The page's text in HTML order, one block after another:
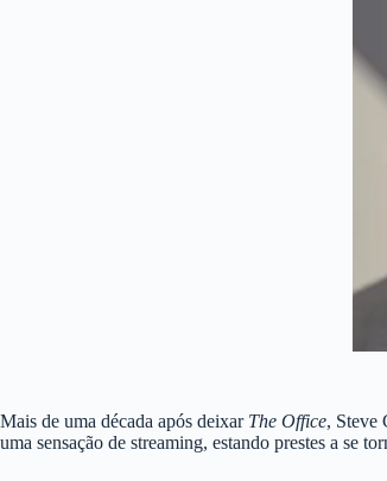
Mais de uma década após deixar The Office, Steve
uma sensação de streaming, estando prestes a se